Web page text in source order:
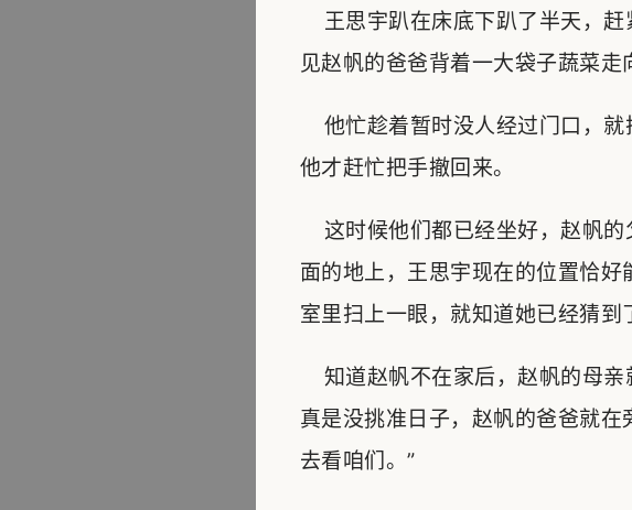
王思宇趴在床底下趴了半天，赶
见赵帆的爸爸背着一大袋子蔬菜走
他忙趁着暂时没人经过门口，就
他才赶忙把手撤回来。
这时候他们都已经坐好，赵帆的
面的地上，王思宇现在的位置恰
室里扫上一眼，就知道她已经猜到
知道赵帆不在家后，赵帆的母亲
真是没挑准日子，赵帆的爸爸就
去看咱们。”